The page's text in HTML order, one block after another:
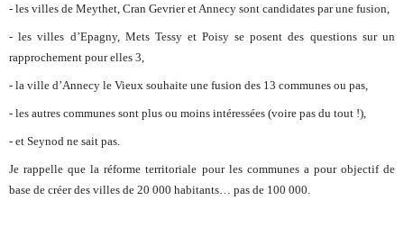
- les villes de Meythet, Cran Gevrier et Annecy sont candidates par une fusion,
- les villes d’Epagny, Mets Tessy et Poisy se posent des questions sur un
rapprochement pour elles 3,
- la ville d’Annecy le Vieux souhaite une fusion des 13 communes ou pas,
- les autres communes sont plus ou moins intéressées (voire pas du tout !),
- et Seynod ne sait pas.
Je rappelle que la réforme territoriale pour les communes a pour objectif de
base de créer des villes de 20 000 habitants… pas de 100 000.